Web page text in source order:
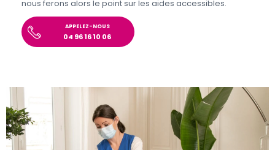
nous ferons alors le point sur les aides accessibles.
APPELEZ-NOUS
04 96 16 10 06